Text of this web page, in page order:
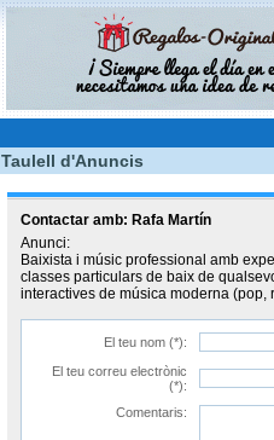
Taulell d'Anuncis
Contactar amb: Rafa Martín
Anunci:
Baixista i músic professional amb
classes particulars de baix de
interactives de música moderna (pop,
El teu nom (*):
El teu correu electrònic
(*):
Comentaris: